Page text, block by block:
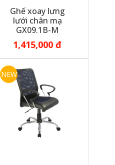
Ghế xoay lưng
lưới chân mạ
GX09.1B-M
1,415,000 đ
NEW